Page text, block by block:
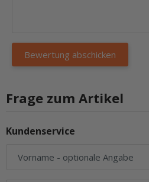
Frage zum Artikel
Kundenservice
Vorname - optionale Angabe